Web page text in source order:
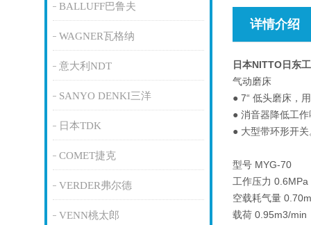
BALLUFF巴鲁夫
WAGNER瓦格纳
意大利NDT
SANYO DENKI三洋
日本TDK
COMET捷克
VERDER弗尔德
VENN桃太郎
详情介绍
日本NITTO日东
气动磨床
● 7“ 低头磨床，
● 消音器降低工
● 大型带环形开关
型号 MYG-70
工作压力 0.6MPa
空载耗气量
载荷 0.95m3/min